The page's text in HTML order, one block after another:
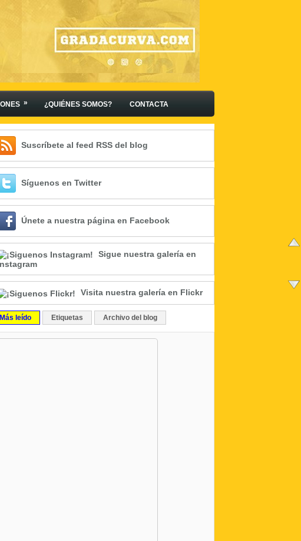
» ¿QUIÉNES SOMOS? CONTACTA
Suscríbete al feed RSS del blog
Síguenos en Twitter
Únete a nuestra página en Facebook
Sigue nuestra galería en
Visita nuestra galería en Flickr
Más leído Etiquetas Archivo del blog